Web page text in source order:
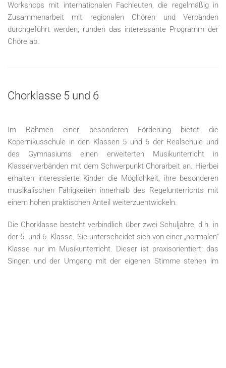
Workshops mit internationalen Fachleuten, die regelmäßig in
Zusammenarbeit mit regionalen Chören und Verbänden
durchgeführt werden, runden das interessante Programm der
Chöre ab.
Chorklasse 5 und 6
Im Rahmen einer besonderen Förderung bietet die
Kopernikusschule in den Klassen 5 und 6 der Realschule und
des Gymnasiums einen erweiterten Musikunterricht in
Klassenverbänden mit dem Schwerpunkt Chorarbeit an. Hierbei
erhalten interessierte Kinder die Möglichkeit, ihre besonderen
musikalischen Fähigkeiten innerhalb des Regelunterrichts mit
einem hohen praktischen Anteil weiterzuentwickeln.
Die Chorklasse besteht verbindlich über zwei Schuljahre, d.h. in
der 5. und 6. Klasse. Sie unterscheidet sich von einer „normalen“
Klasse nur im Musikunterricht. Dieser ist praxisorientiert; das
Singen und der Umgang mit der eigenen Stimme stehen im